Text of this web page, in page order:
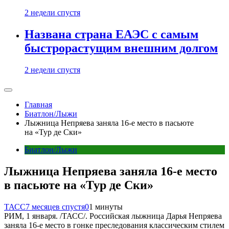
2 недели спустя
Названа страна ЕАЭС с самым
быстрорастущим внешним долгом
2 недели спустя
Главная
Биатлон/Лыжи
Лыжница Непряева заняла 16-е место в пасьюте
на «Тур де Ски»
Биатлон/Лыжи
Лыжница Непряева заняла 16-е место
в пасьюте на «Тур де Ски»
ТАСС7 месяцев спустя01 минуты
РИМ, 1 января. /ТАСС/. Российская лыжница Дарья Непряева
заняла 16-е место в гонке преследования классическим стилем